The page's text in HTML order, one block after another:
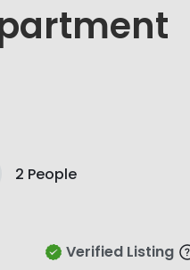
2 People
Verified Listing